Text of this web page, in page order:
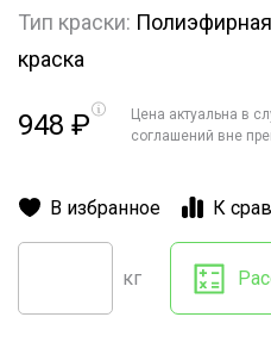
Тип краски: Полиэфирная
краска
948 ₽
Цена актуальна в
соглашений вне
В избранное К
кг